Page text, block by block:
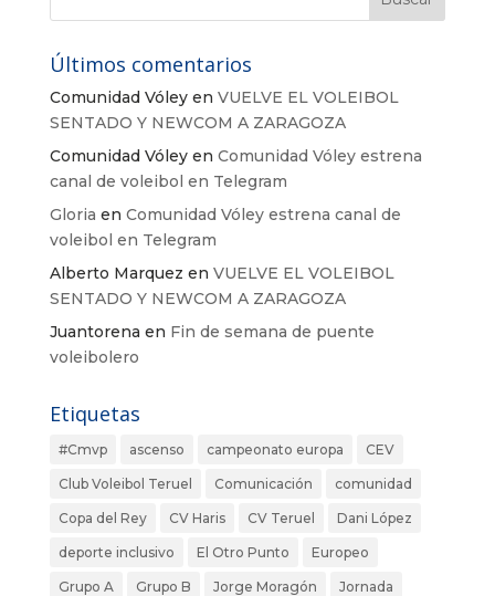
Últimos comentarios
Comunidad Vóleyen VUELVE EL VOLEIBOL
SENTADO Y NEWCOM A ZARAGOZA
Comunidad Vóleyen Comunidad Vóley estrena
canal de voleibol en Telegram
Gloria en Comunidad Vóley estrena canal de
voleibol en Telegram
Alberto Marquez en VUELVE EL VOLEIBOL
SENTADO Y NEWCOM A ZARAGOZA
Juantorena en Fin de semana de puente
voleibolero
Etiquetas
#Cmvp ascenso campeonato europa CEV
Club Voleibol Teruel Comunicación comunidad
Copa del Rey CV Haris CV Teruel Dani López
deporte inclusivo El Otro Punto Europeo
Grupo A Grupo B Jorge Moragón Jornada